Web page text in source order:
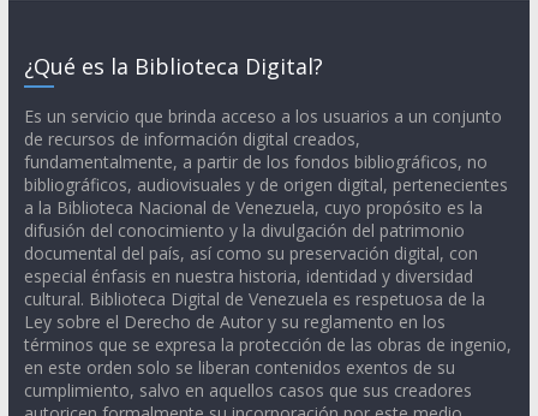
¿Qué es la Biblioteca Digital?
Es un servicio que brinda acceso a los usuarios a un conjunto
de recursos de información digital creados,
fundamentalmente, a partir de los fondos bibliográficos, no
bibliográficos, audiovisuales y de origen digital, pertenecientes
a la Biblioteca Nacional de Venezuela, cuyo propósito es la
difusión del conocimiento y la divulgación del patrimonio
documental del país, así como su preservación digital, con
especial énfasis en nuestra historia, identidad y diversidad
cultural. Biblioteca Digital de Venezuela es respetuosa de la
Ley sobre el Derecho de Autor y su reglamento en los
términos que se expresa la protección de las obras de ingenio,
en este orden solo se liberan contenidos exentos de su
cumplimiento, salvo en aquellos casos que sus creadores